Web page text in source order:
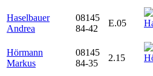
Haselbauer
Andrea
08145
84-42
E.05
Hörmann
Markus
08145
84-35
2.15